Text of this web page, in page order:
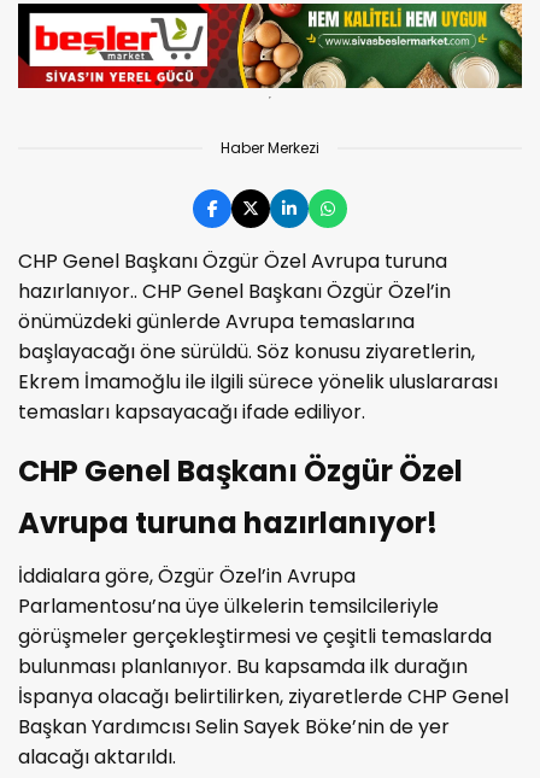
Haber Merkezi
CHP Genel Başkanı Özgür Özel Avrupa turuna
hazırlanıyor.. CHP Genel Başkanı Özgür Özel’in
önümüzdeki günlerde Avrupa temaslarına
başlayacağı öne sürüldü. Söz konusu ziyaretlerin,
Ekrem İmamoğlu ile ilgili sürece yönelik uluslararası
temasları kapsayacağı ifade ediliyor.
CHP Genel Başkanı Özgür Özel
Avrupa turuna hazırlanıyor!
İddialara göre, Özgür Özel’in Avrupa
Parlamentosu’na üye ülkelerin temsilcileriyle
görüşmeler gerçekleştirmesi ve çeşitli temaslarda
bulunması planlanıyor. Bu kapsamda ilk durağın
İspanya olacağı belirtilirken, ziyaretlerde CHP Genel
Başkan Yardımcısı Selin Sayek Böke’nin de yer
alacağı aktarıldı.